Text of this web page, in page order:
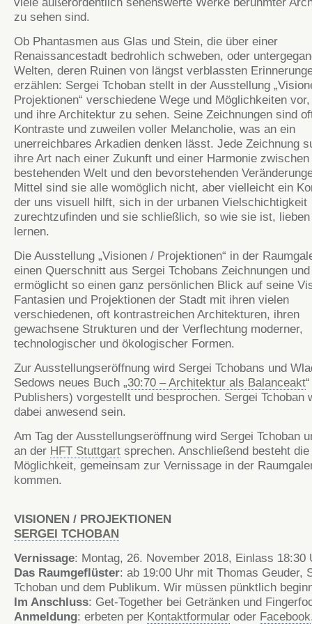
zu sehen sind.
Ob Phantasmen aus Glas und Stein, die über einer
Renaissancestadt bedrohlich schweben, oder
Welten, deren Ruinen von längst verblassten
erzählen: Sergei Tchoban stellt in der Ausstellung
Projektionen“ verschiedene Wege und Möglichkeiten
und ihre Architektur zu sehen. Seine Zeichnungen sind
Kontraste und zuweilen voller Melancholie, was an ein
unerreichbares Arkadien denken lässt. Jede Zeichnung
ihre Art nach einer Zukunft und einer Harmonie zwischen
bestehenden Welt und den bevorstehenden
Mittel sind sie alle womöglich nicht, aber vielleicht ein
der uns visuell hilft, sich in der urbanen Vielschichtigkeit
zurechtzufinden und sie schließlich, so wie sie ist,
lernen.
Die Ausstellung „Visionen / Projektionen“ in der
einen Querschnitt aus Sergei Tchobans Zeichnungen und
ermöglicht so einen ganz persönlichen Blick auf seine
Fantasien und Projektionen der Stadt mit ihren vielen
verschiedenen, oft kontrastreichen Architekturen, ihren
gewachsene Strukturen und der Verflechtung moderner,
technologischer und ökologischer Formen.
Zur Ausstellungseröffnung wird Sergei Tchobans und
Sedows neues Buch „30:70 – Architektur als Balanceakt
Publishers) vorgestellt und besprochen. Sergei Tchoban
dabei anwesend sein.
Am Tag der Ausstellungseröffnung wird Sergei Tchoban
an der HFT Stuttgart sprechen. Anschließend besteht die
Möglichkeit, gemeinsam zur Vernissage in der
kommen.
VISIONEN / PROJEKTIONEN
SERGEI TCHOBAN
Vernissage: Montag, 26. November 2018, Einlass 18:30
Das Raumgeflüster: ab 19:00 Uhr mit Thomas Geuder,
Tchoban und dem Publikum. Wir müssen pünktlich
Im Anschluss: Get-Together bei Getränken und
Anmeldung: erbeten per Kontaktformular oder Facebook